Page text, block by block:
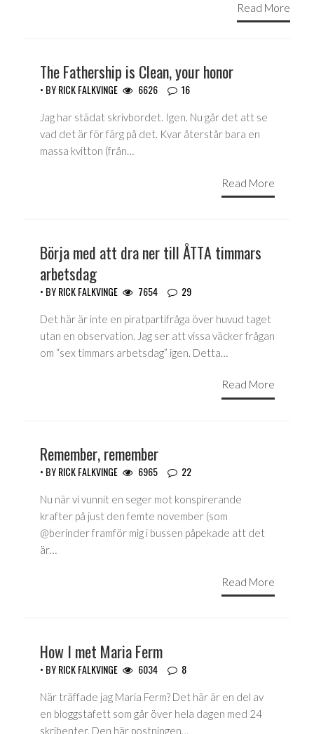
Read More
The Fathership is Clean, your honor
• BYRICK FALKVINGE 6626 16
Jag har städat skrivbordet. Igen. Nu går det att se
vad det är för färg på det. Kvar återstår bara en
massa kvitton (från…
Read More
Börja med att dra ner till ÅTTA timmars
arbetsdag
• BYRICK FALKVINGE 7654 29
Det här är inte en piratpartifråga över huvud taget
utan en observation. Jag ser att vissa väcker frågan
om “sex timmars arbetsdag” igen. Detta…
Read More
Remember, remember
• BYRICK FALKVINGE 6965 22
Nu när vi vunnit en seger mot konspirerande
krafter på just den femte november (som
@berinder framför mig i bussen påpekade att det
är…
Read More
How I met Maria Ferm
• BYRICK FALKVINGE 6034 8
När träffade jag Maria Ferm? Det här är en del av
en bloggstafett som går över hela dagen med 24
skribenter. Den här postningen…